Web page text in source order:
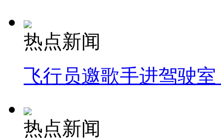
热点新闻
飞行员邀歌手进驾驶
热点新闻